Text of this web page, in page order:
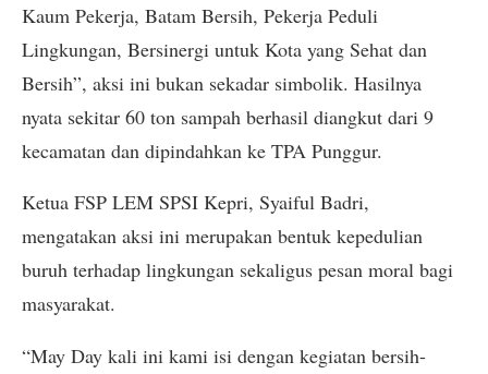
Kaum Pekerja, Batam Bersih, Pekerja Peduli
Lingkungan, Bersinergi untuk Kota yang Sehat dan
Bersih”, aksi ini bukan sekadar simbolik. Hasilnya
nyata sekitar 60 ton sampah berhasil diangkut dari 9
kecamatan dan dipindahkan ke TPA Punggur.
Ketua FSP LEM SPSI Kepri, Syaiful Badri,
mengatakan aksi ini merupakan bentuk kepedulian
buruh terhadap lingkungan sekaligus pesan moral bagi
masyarakat.
“May Day kali ini kami isi dengan kegiatan bersih-